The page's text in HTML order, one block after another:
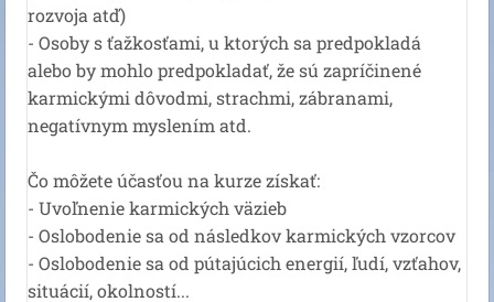
rozvoja atď)
- Osoby s ťažkosťami, u ktorých sa predpokladá
alebo by mohlo predpokladať, že sú zapríčinené
karmickými dôvodmi, strachmi, zábranami,
negatívnym myslením atd.
Čo môžete účasťou na kurze získať:
- Uvoľnenie karmických väzieb
- Oslobodenie sa od následkov karmických vzorcov
- Oslobodenie sa od pútajúcich energií, ľudí, vzťahov,
situácií, okolností...